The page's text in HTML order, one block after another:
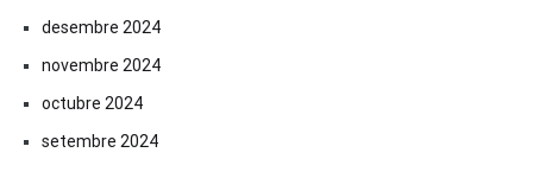
desembre 2024
novembre 2024
octubre 2024
setembre 2024